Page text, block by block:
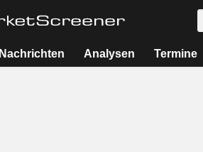
Nachrichten Analysen Termine